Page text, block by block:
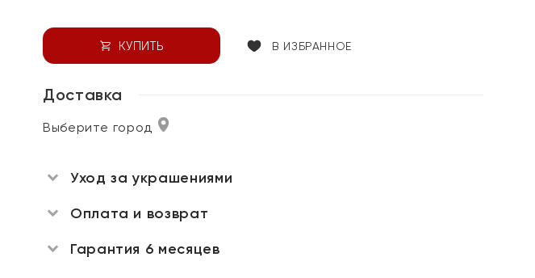
КУПИТЬ В ИЗБРАННОЕ
Доставка
Выберите город
Уход за украшениями
Оплата и возврат
Гарантия 6 месяцев